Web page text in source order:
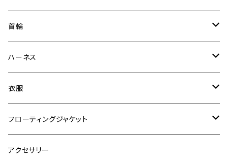
エッセンシャル
ゼロショック
ロードランナー
ヴァリオ
デニム＆コーデュロイ
首輪
エッセンシャル
ネオカラー
ダブルロックカラー
デニム＆コーデュロイ
ハーネス
エッセンシャル
ハーネス
クイックハーネス
衣服
ラッシュガード
フローティングジャケット
DFDブースト
アクセサリー